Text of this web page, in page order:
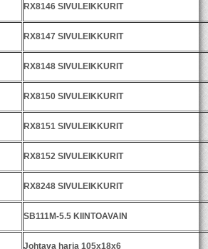
RX8146 SIVULEIKKURIT
RX8147 SIVULEIKKURIT
RX8148 SIVULEIKKURIT
RX8150 SIVULEIKKURIT
RX8151 SIVULEIKKURIT
RX8152 SIVULEIKKURIT
RX8248 SIVULEIKKURIT
SB111M-5.5 KIINTOAVAIN
Johtava harja 105x18x6